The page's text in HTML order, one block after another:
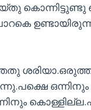
കൊന്നിട്ടുണ്ടു